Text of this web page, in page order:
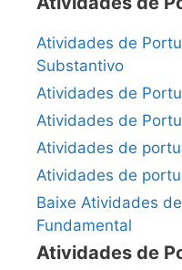
Atividades de
Substantivo
Atividades de
Atividades de
Atividades de
Atividades de
Baixe Atividades
Fundamental
Atividades de